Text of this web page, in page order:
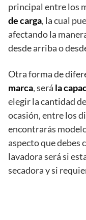
principal entre los
de carga, la cual
afectando la
desde arriba o
Otra forma de
marca, será la
elegir la cantidad
ocasión, entre los
encontrarás
aspecto que debes
lavadora será si
secadora y si